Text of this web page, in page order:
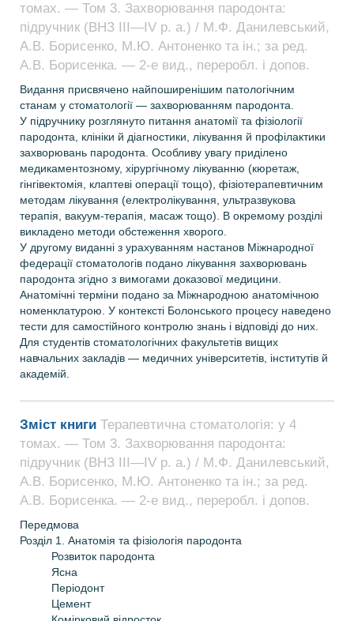
томах. — Том 3. Захворювання пародонта:
підручник (ВНЗ ІІІ—ІV р. а.) / М.Ф. Данилевський,
А.В. Борисенко, М.Ю. Антоненко та ін.; за ред.
А.В. Борисенка. — 2-е вид., переробл. і допов.
Видання присвячено найпоширенішим патологічним
станам у стоматології — захворюванням пародонта.
У підручнику розглянуто питання анатомії та фізіології
пародонта, клініки й діагностики, лікування й профілактики
захворювань пародонта. Особливу увагу приділено
медикаментозному, хірургічному лікуванню (кюретаж,
гінгівектомія, клаптеві операції тощо), фізіотерапевтичним
методам лікування (електролікування, ультразвукова
терапія, вакуум-терапія, масаж тощо). В окремому розділі
викладено методи обстеження хворого.
У другому виданні з урахуванням настанов Міжнародної
федерації стоматологів подано лікування захворювань
пародонта згідно з вимогами доказової медицини.
Анатомічні терміни подано за Міжнародною анатомічною
номенклатурою. У контексті Болонського процесу наведено
тести для самостійного контролю знань і відповіді до них.
Для студентів стоматологічних факультетів вищих
навчальних закладів — медичних університетів, інститутів й
академій.
Зміст книги Терапевтична стоматологія: у 4
томах. — Том 3. Захворювання пародонта:
підручник (ВНЗ ІІІ—ІV р. а.) / М.Ф. Данилевський,
А.В. Борисенко, М.Ю. Антоненко та ін.; за ред.
А.В. Борисенка. — 2-е вид., переробл. і допов.
Передмова
Розділ 1. Анатомія та фізіологія пародонта
Розвиток пародонта
Ясна
Періодонт
Цемент